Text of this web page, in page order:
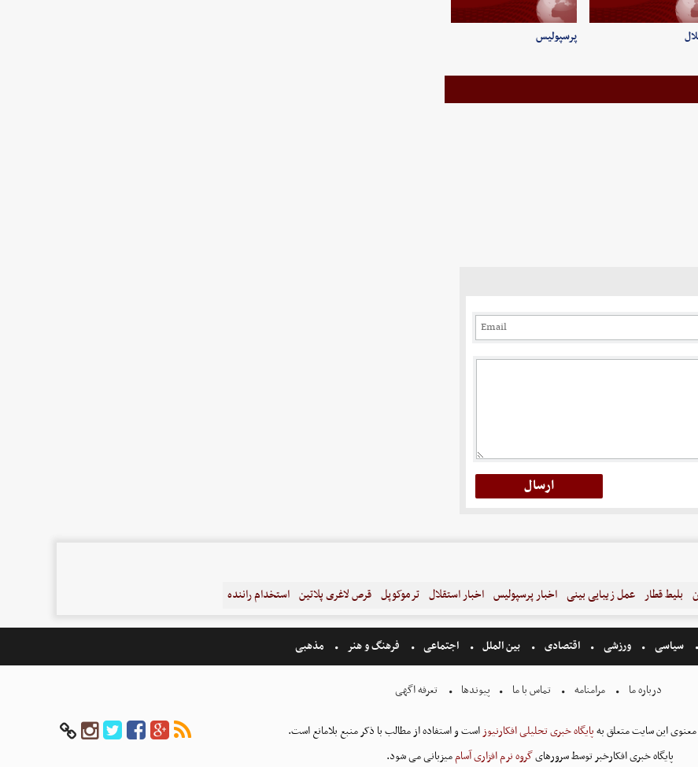
پرسپولیس
بلیط قطار عمل زیبایی بینی اخبار پرسپولیس اخبار استقلال ترموکوپل قرص لاغری پلاتین استخدام راننده
سیاسی ورزشی اقتصادی بین الملل اجتماعی فرهنگ و هنر مذهبی
درباره ما مرامنامه تماس با ما پیوندها تعرفه اگهی
این سایت متعلق بهپایگاه خبری تحلیلی افکارنیوزاست و استفاده از مطالب با ذکر منبع بلامانع است.
پایگاه خبری افکارخبر توسط سرورهایگروه نرم افزاری آساممیزبانی می شود.